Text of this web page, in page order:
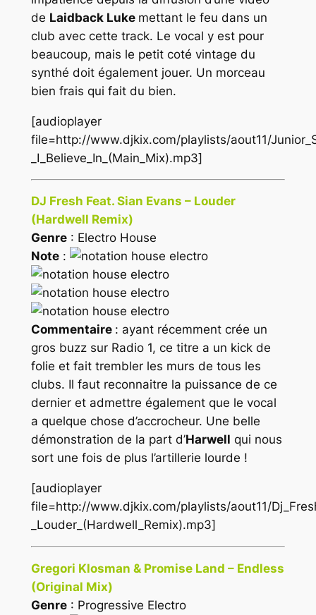
de Laidback Luke mettant le feu dans un
club avec cette track. Le vocal y est pour
beaucoup, mais le petit coté vintage du
synthé doit également jouer. Un morceau
bien frais qui fait du bien.
[audioplayer
file=http://www.djkix.com/playlists/aout11/
_I_Believe_In_(Main_Mix).mp3]
DJ Fresh Feat. Sian Evans – Louder
(Hardwell Remix)
Genre: Electro House
Note:
Commentaire : ayant récemment crée un
gros buzz sur Radio 1, ce titre a un kick de
folie et fait trembler les murs de tous les
clubs. Il faut reconnaitre la puissance de ce
dernier et admettre également que le vocal
a quelque chose d’accrocheur. Une belle
démonstration de la part d’Harwell qui nous
sort une fois de plus l’artillerie lourde !
[audioplayer
file=http://www.djkix.com/playlists/aout11/
_Louder_(Hardwell_Remix).mp3]
Gregori Klosman & Promise Land – Endless
(Original Mix)
Genre: Progressive Electro